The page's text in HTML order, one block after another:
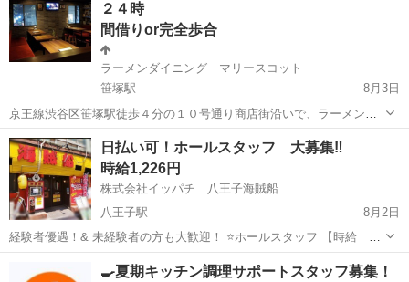
ート！ 今だけの“オープニング募集”です...
２４時
間借りor完全歩合
ラーメンダイニング マリースコット
笹塚駅
8月3日
京王線渋谷区笹塚駅徒歩４分の１０号通り商店街沿いで、ラーメンダ
イニングバーを営業しています。 昼間から人通りも多く、駅も近い好
立地で飲食店営業してみませんか？？ 現在２１時〜朝６時までラーメ
ンダイニングバーを営業しており...
東京 渋谷区 笹塚駅 スタッフ
日払い可！ホールスタッフ 大募集‼︎
時給1,226円
株式会社イッパチ 八王子海賊船
八王子駅
8月2日
経験者優遇！& 未経験者の方も大歓迎！ ⭐️ホールスタッフ 【時給
1226円】 30日間出勤後より土日は自給1250円 11:00〜ラスト（23:00
位）の間で3時間以上（時間相談可） ・時間応相談 ・学...
八王子駅 居酒屋 スタッフ
🍳夏期キッチン調理サポートスタッフ募集！